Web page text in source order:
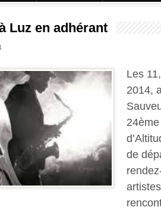
Luz en adhérant
Les
2014,
de